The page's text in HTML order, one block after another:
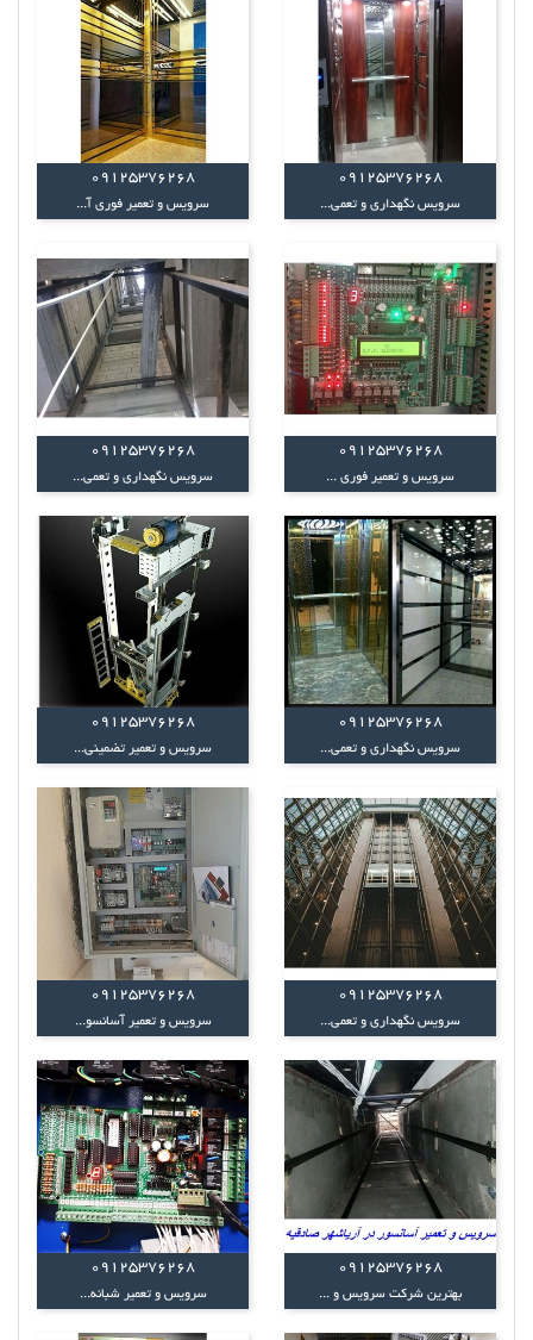
09125376268
سرویس نگهداری و تعمی...
09125376268
سرویس و تعمیر فوری آ...
09125376268
سرویس و تعمیر فوری ...
09125376268
سرویس نگهداری و تعمی...
09125376268
سرویس نگهداری و تعمی...
09125376268
سرویس و تعمیر تضمینی...
09125376268
سرویس نگهداری و تعمی...
09125376268
سرویس و تعمیر آسانسو...
09125376268
بهترین شرکت سرویس و ...
09125376268
سرویس و تعمیر شبانه...